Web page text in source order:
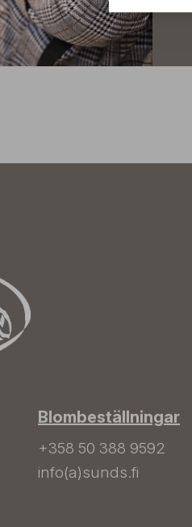
Blombeställningar
+358 50 388 9592
info(a)sunds.fi